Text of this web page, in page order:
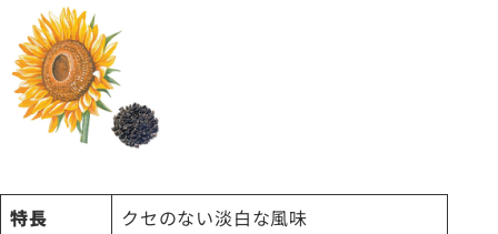
特長
クセのない淡白な風味